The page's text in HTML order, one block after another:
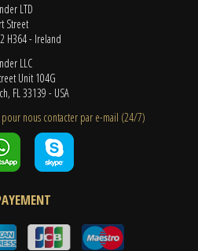
LTD
Street
H364 - Ireland
LLC
Unit 104G
FL 33139 - USA
nous contacter par e-mail (24/7)